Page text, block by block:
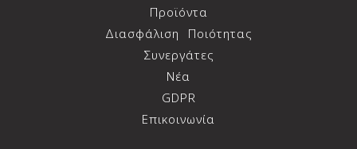
Προϊόντα
Διασφάλιση
Ποιότητας
Συνεργάτες
Νέα
GDPR
Επικοινωνία